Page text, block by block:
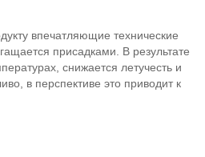
впечатляющие технические
присадками. В результате
снижается летучесть и
в перспективе это приводит к